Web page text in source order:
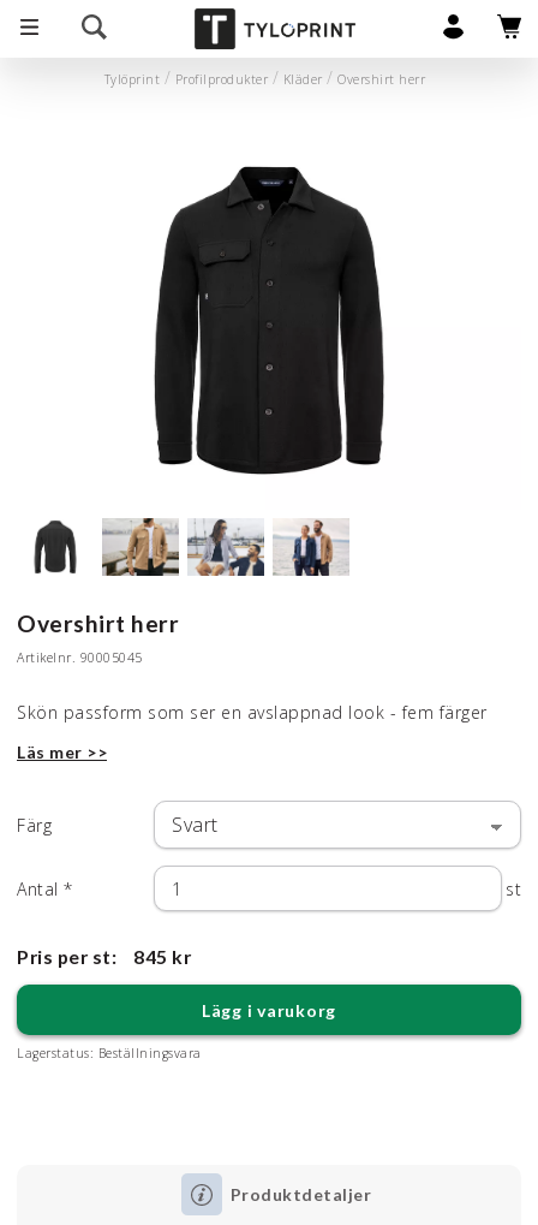
Tylöprint Profilprodukter Kläder Overshirt herr
Overshirt herr
Artikelnr. 90005045
Skön passform som ser en avslappnad look - fem färger
Läs mer >>
Färg
Antal * st
Pris per st: 845 kr
Lägg i varukorg
Lagerstatus: Beställningsvara
Produktdetaljer